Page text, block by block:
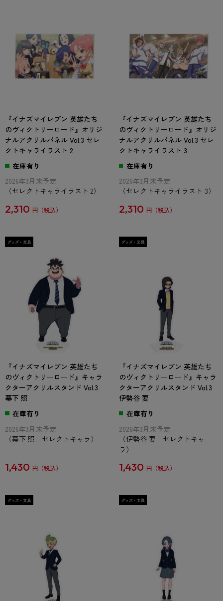
『イナズマイレブン 英雄たち
のヴィクトリーロード』オリジ
ナルアクリルパネル Vol.3 セレ
クトキャライラスト 2
在庫有り
2026年3月末予定
（セレクトキャライラスト 2）
2,310 円
『イナズマイレブン 英雄たち
のヴィクトリーロード』オリジ
ナルアクリルパネル Vol.3 セレ
クトキャライラスト 3
在庫有り
2026年3月末予定
（セレクトキャライラスト 3）
2,310 円
『イナズマイレブン 英雄たち
のヴィクトリーロード』キャラ
クターアクリルスタンド Vol.3
幕下 照
在庫有り
2026年3月末予定
（幕下 照 セレクトキャラ）
1,430 円
『イナズマイレブン 英雄たち
のヴィクトリーロード』キャラ
クターアクリルスタンド Vol.3
伊勢谷 要
在庫有り
2026年3月末予定
（伊勢谷 要 セレクトキャ
ラ）
1,430 円